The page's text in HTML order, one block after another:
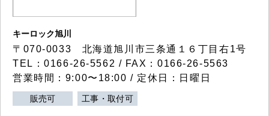
キーロック旭川
〒070-0033 北海道旭川市三条通１６丁目右1号
TEL：0166-26-5562 / FAX：0166-26-5563
営業時間：9:00〜18:00 / 定休日：日曜日
販売可 工事・取付可